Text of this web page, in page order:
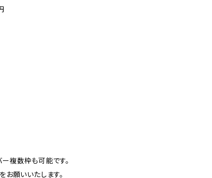
複数枠も可能です。
お願いいたします。